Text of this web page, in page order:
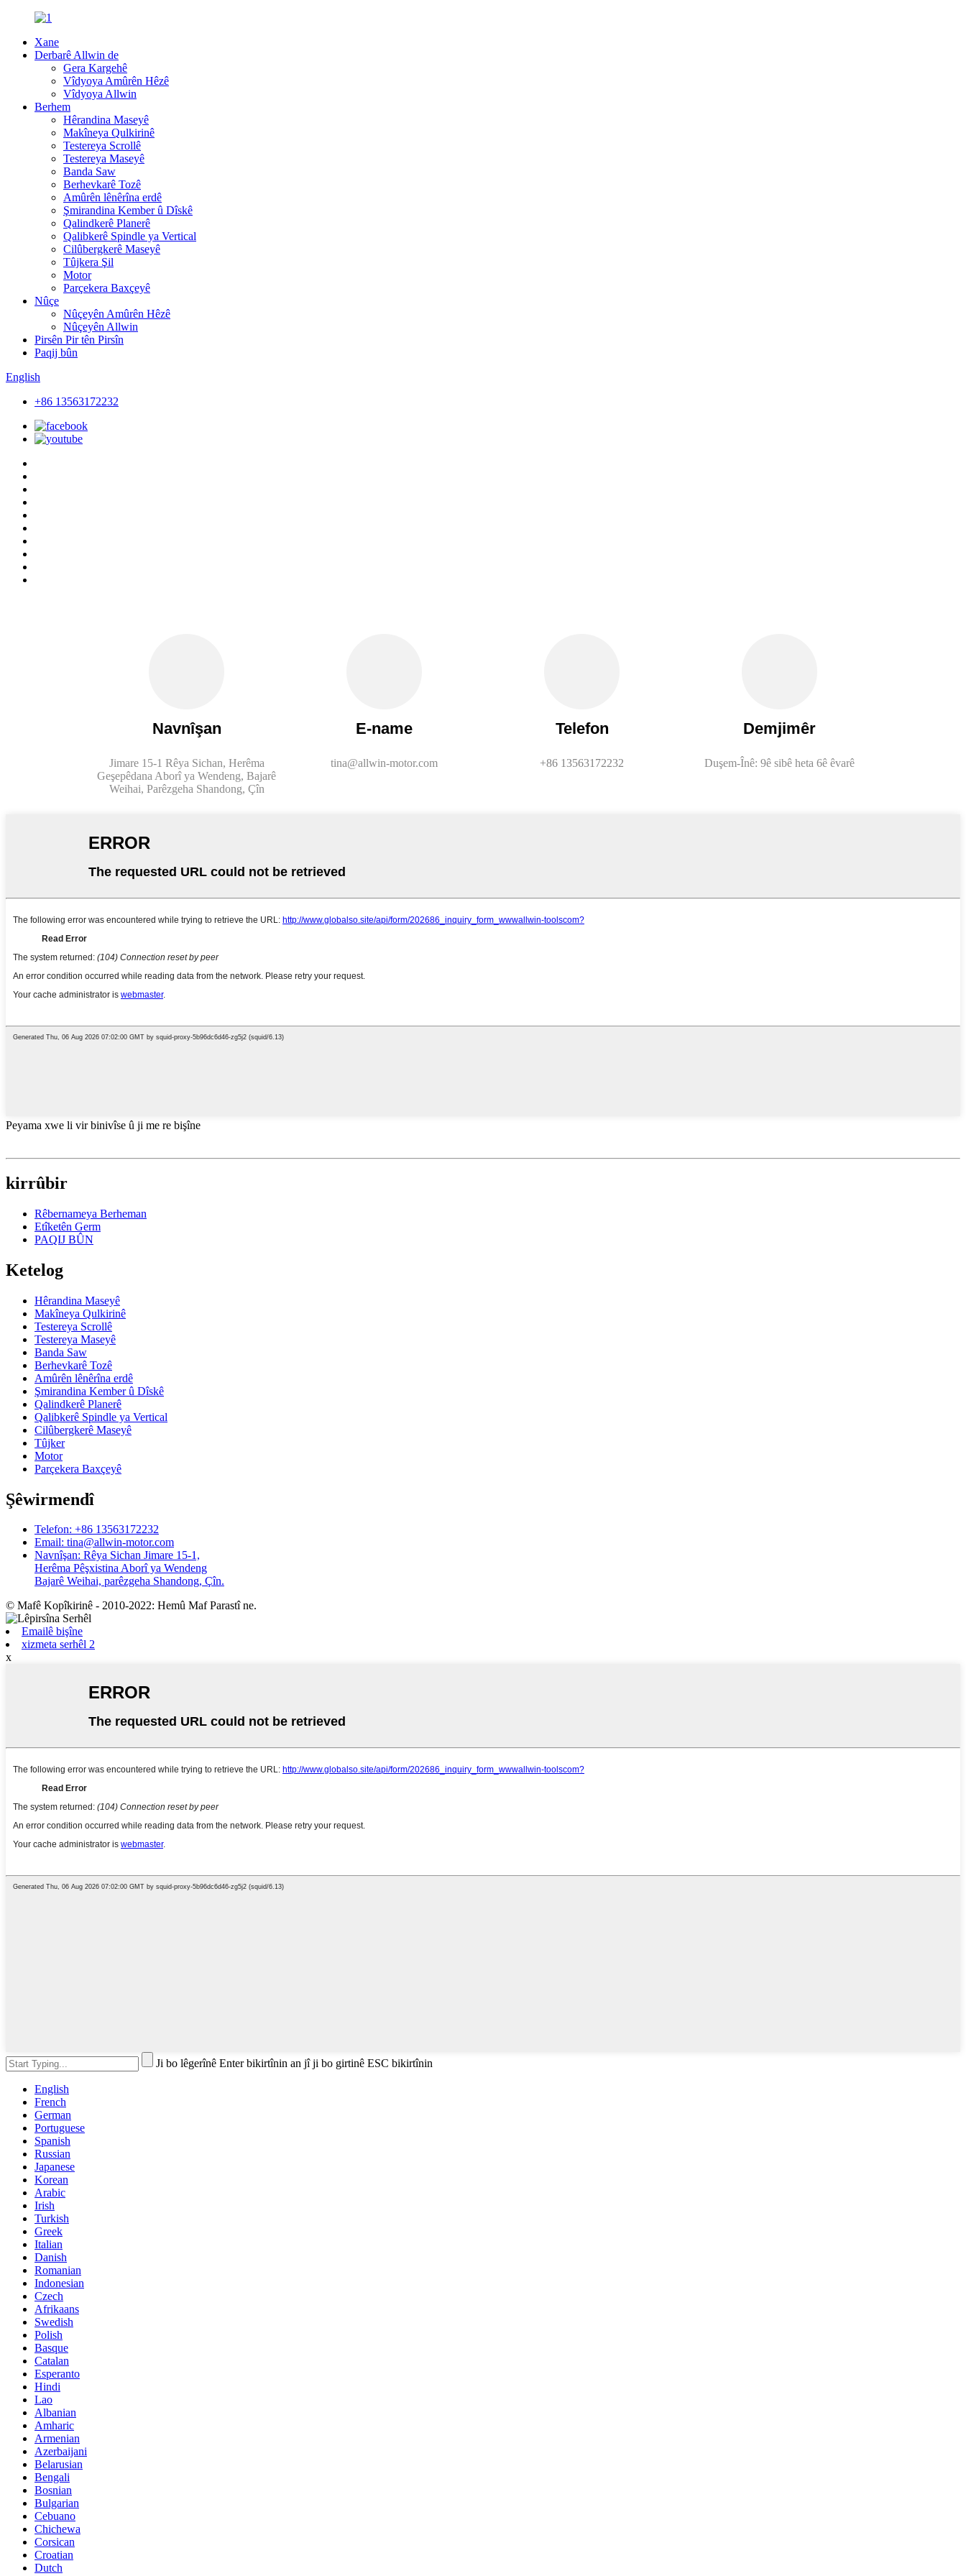
Xane
Derbarê Allwin de
Gera Kargehê
Vîdyoya Amûrên Hêzê
Vîdyoya Allwin
Berhem
Hêrandina Maseyê
Makîneya Qulkirinê
Testereya Scrollê
Testereya Maseyê
Banda Saw
Berhevkarê Tozê
Amûrên lênêrîna erdê
Şmirandina Kember û Dîskê
Qalindkerê Planerê
Qalibkerê Spindle ya Vertical
Cilûbergkerê Maseyê
Tûjkera Şil
Motor
Parçekera Baxçeyê
Nûçe
Nûçeyên Amûrên Hêzê
Nûçeyên Allwin
Pirsên Pir tên Pirsîn
Paqij bûn
English
+86 13563172232
Navnîşan
Jimare 15-1 Rêya Sichan, Herêma
Geşepêdana Aborî ya Wendeng, Bajarê
Weihai, Parêzgeha Shandong, Çîn
E-name
tina@allwin-motor.com
Telefon
+86 13563172232
Demjimêr
Duşem-Înê: 9ê sibê heta 6ê êvarê
Peyama xwe li vir binivîse û ji me re bişîne
kirrûbir
Rêbernameya Berheman
Etîketên Germ
PAQIJ BÛN
Ketelog
Hêrandina Maseyê
Makîneya Qulkirinê
Testereya Scrollê
Testereya Maseyê
Banda Saw
Berhevkarê Tozê
Amûrên lênêrîna erdê
Şmirandina Kember û Dîskê
Qalindkerê Planerê
Qalibkerê Spindle ya Vertical
Cilûbergkerê Maseyê
Tûjker
Motor
Parçekera Baxçeyê
Şêwirmendî
Telefon: +86 13563172232
Email: tina@allwin-motor.com
Navnîşan: Rêya Sichan Jimare 15-1,
Herêma Pêşxistina Aborî ya Wendeng
Bajarê Weihai, parêzgeha Shandong, Çîn.
© Mafê Kopîkirinê - 2010-2022: Hemû Maf Parastî ne.
Emailê bişîne
xizmeta serhêl 2
x
Ji bo lêgerînê Enter bikirtînin an jî ji bo girtinê ESC bikirtînin
English
French
German
Portuguese
Spanish
Russian
Japanese
Korean
Arabic
Irish
Turkish
Greek
Italian
Danish
Romanian
Indonesian
Czech
Afrikaans
Swedish
Polish
Basque
Catalan
Esperanto
Hindi
Lao
Albanian
Amharic
Armenian
Azerbaijani
Belarusian
Bengali
Bosnian
Bulgarian
Cebuano
Chichewa
Corsican
Croatian
Dutch